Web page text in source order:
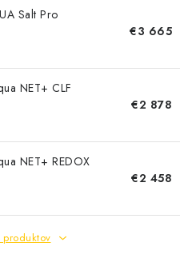
Salt Pro
€3 665
NET+ CLF
€2 878
NET+ REDOX
€2 458